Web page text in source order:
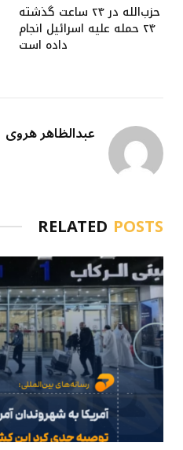
حزب‌الله در ۲۴ ساعت گذشته
۲۴ حمله علیه اسرائیل انجام
داده است
عبدالظاهر هروی
RELATED POSTS